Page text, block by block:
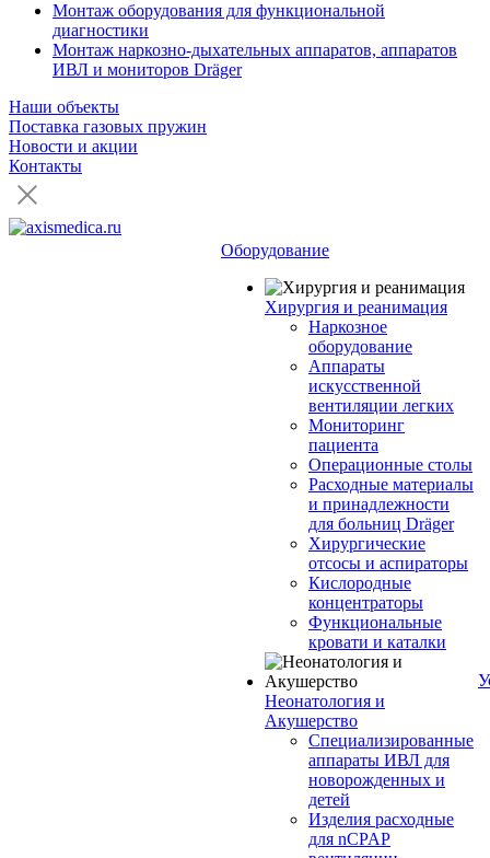
Монтаж оборудования для функциональной
диагностики
Монтаж наркозно-дыхательных аппаратов, аппаратов
ИВЛ и мониторов Dräger
Наши объекты
Поставка газовых пружин
Новости и акции
Контакты
Оборудование
Хирургия и реанимация
Наркозное
оборудование
Аппараты
искусственной
вентиляции легких
Мониторинг
пациента
Операционные столы
Расходные материалы
и принадлежности
для больниц Dräger
Хирургические
отсосы и аспираторы
Кислородные
концентраторы
Функциональные
кровати и каталки
Неонатология и
Акушерство
Специализированные
аппараты ИВЛ для
новорожденных и
детей
Изделия расходные
для nCPAP